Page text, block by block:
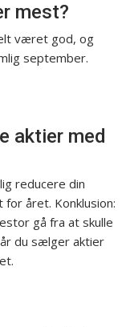
mest?
været god, og
september.
aktier med
reducere din
året. Konklusion:
gå fra at skulle
du sælger aktier